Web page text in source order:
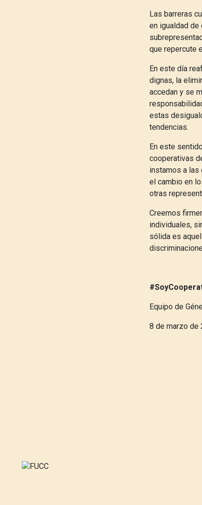
Las barreras
en igualdad
que repercute
En este día
dignas, la
accedan y se
estas
tendencias.
En este
cooperativas
instamos a las
el cambio en
otras
Creemos
individuales,
sólida es
Equipo de
8 de marzo de